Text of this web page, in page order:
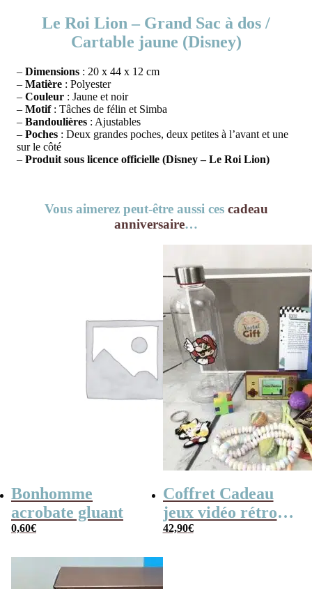
Le Roi Lion – Grand Sac à dos /
Cartable jaune (Disney)
– Dimensions : 20 x 44 x 12 cm
– Matière : Polyester
– Couleur : Jaune et noir
– Motif: Tâches de félin et Simba
– Bandoulières : Ajustables
– Poches : Deux grandes poches, deux petites à l’avant et une
sur le côté
– Produit sous licence officielle (Disney – Le Roi Lion)
Vous aimerez peut-être aussi ces cadeau
anniversaire…
Bonhomme
acrobate gluant
0,60€
Coffret Cadeau
jeux vidéo rétro
(avec sa console de
42,90€